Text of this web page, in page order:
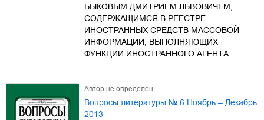
БЫКОВЫМ ДМИТРИЕМ ЛЬВОВИЧЕМ,
СОДЕРЖАЩИМСЯ В РЕЕСТРЕ
ИНОСТРАННЫХ СРЕДСТВ МАССОВОЙ
ИНФОРМАЦИИ, ВЫПОЛНЯЮЩИХ
ФУНКЦИИ ИНОСТРАННОГО АГЕНТА …
Автор не определен
Вопросы литературы № 6 Ноябрь – Декабрь
2013